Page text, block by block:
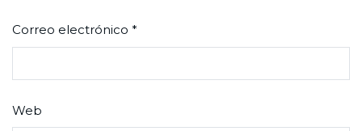
Correo electrónico *
Web